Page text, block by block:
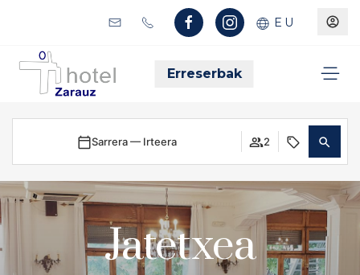
EU
Erreserbak
Sarrera — Irteera 2
Jatetxea